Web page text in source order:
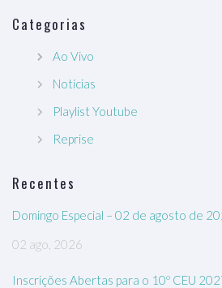
Categorias
Ao Vivo
Notícias
Playlist Youtube
Reprise
Recentes
Domingo Especial – 02 de agosto de
02 ago, 2026
Inscrições Abertas para o 10º CEU